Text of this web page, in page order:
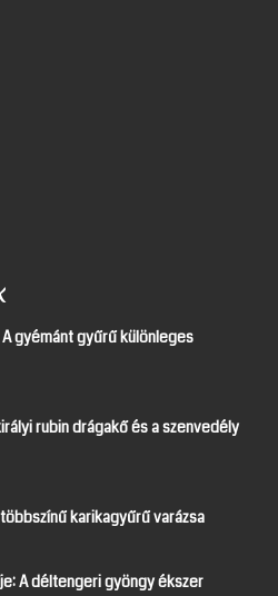
gyémánt gyűrű különleges
rubin drágakő és a szenvedély
karikagyűrű varázsa
A déltengeri gyöngy ékszer